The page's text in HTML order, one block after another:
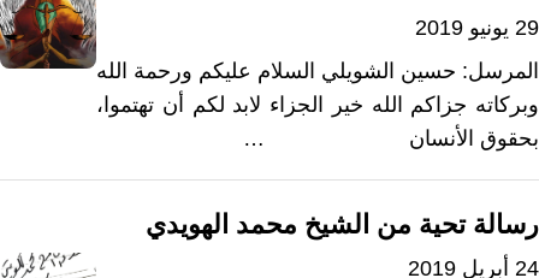
29 يونيو 2019
المرسل: حسين الشويلي السلام عليكم ورحمة الله
وبركاته جزاكم الله خير الجزاء لابد لكم أن تهتموا،
بحقوق الأنسان …
رسالة تحية من الشيخ محمد الهويدي
24 أبريل 2019